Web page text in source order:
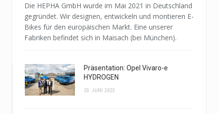
Die HEPHA GmbH wurde im Mai 2021 in Deutschland
gegründet. Wir designen, entwickeln und montieren E-
Bikes für den europäischen Markt. Eine unserer
Fabriken befindet sich in Maisach (bei München).
Präsentation: Opel Vivaro-e
HYDROGEN
20. JUNI 2023